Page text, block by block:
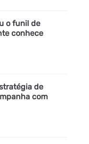
o funil de
conhece
de
com